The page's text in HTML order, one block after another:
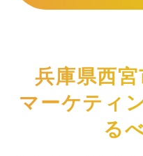
兵庫県西
マーケティ
る